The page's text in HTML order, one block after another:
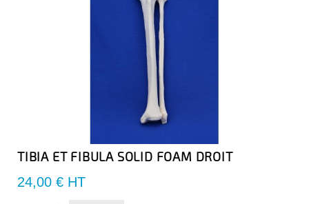
TIBIA ET FIBULA SOLID FOAM DROIT
Prix
24,00 € HT